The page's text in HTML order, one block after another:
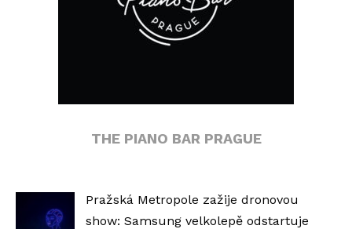
THE PIANO BAR PRAGUE
Pražská Metropole zažije dronovou
show: Samsung velkolepě odstartuje